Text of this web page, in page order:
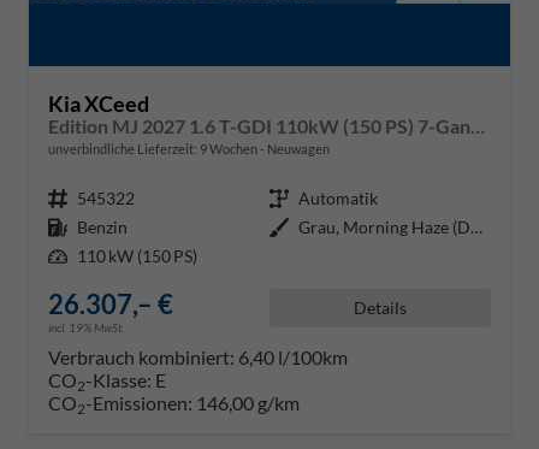
Kia XCeed
Edition MJ 2027 1.6 T-GDI 110kW (150 PS) 7-Gang DCT Automatikgetriebe
unverbindliche Lieferzeit: 9 Wochen Neuwagen
Fahrzeugnr. 545322 Getriebe Automatik
Kraftstoff Benzin Außenfarbe
Grau, Morning Haze (DM8)
Leistung 110 kW (150 PS)
26.307,– €
incl. 19% MwSt.
Details
Verbrauch kombiniert: 6,40 l/100km
CO2-Klasse: E
CO2-Emissionen: 146,00 g/km